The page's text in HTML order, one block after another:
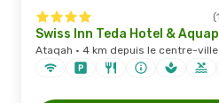
Swiss Inn Teda Hotel &
Ataqah · 4 km depuis le centre-ville